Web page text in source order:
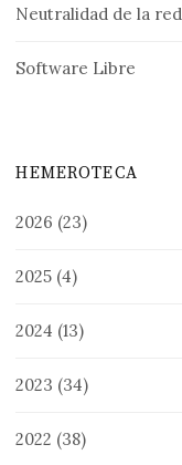
Neutralidad de la red
Software Libre
HEMEROTECA
2026 (23)
2025 (4)
2024 (13)
2023 (34)
2022 (38)